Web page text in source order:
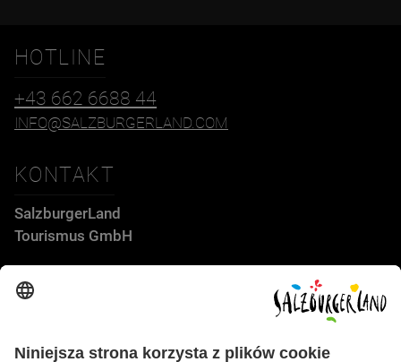
HOTLINE
+43 662 6688 44
INFO@SALZBURGERLAND.COM
KONTAKT
SalzburgerLand
Tourismus GmbH
Wiener Bundesstraße 23
5300 Hallwang